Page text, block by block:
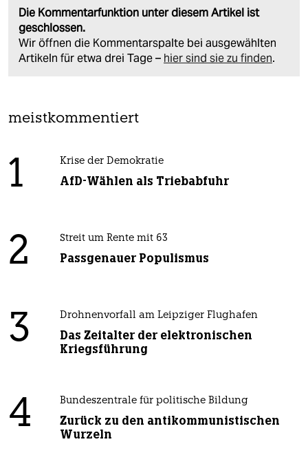
Die Kommentarfunktion unter diesem Artikel ist
geschlossen.
Wir öffnen die Kommentarspalte bei ausgewählten
Artikeln für etwa drei Tage – hier sind sie zu finden.
meistkommentiert
1 Krise der Demokratie
AfD-Wählen als Triebabfuhr
2 Streit um Rente mit 63
Passgenauer Populismus
3 Drohnenvorfall am Leipziger Flughafen
Das Zeitalter der elektronischen
Kriegsführung
4 Bundeszentrale für politische Bildung
Zurück zu den antikommunistischen
Wurzeln